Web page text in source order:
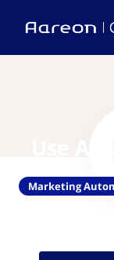
Use
Marketing